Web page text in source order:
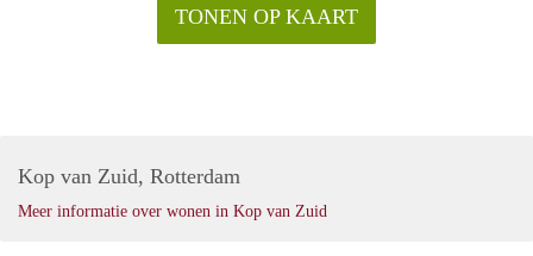
TONEN OP KAART
Kop van Zuid, Rotterdam
Meer informatie over wonen in Kop van Zuid